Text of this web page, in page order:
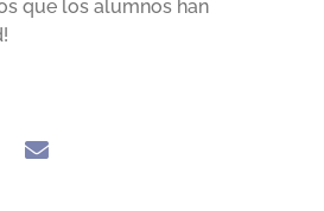
que los alumnos han